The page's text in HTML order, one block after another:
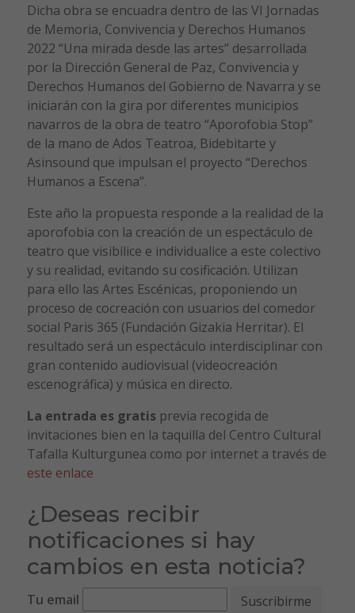
Dicha obra se encuadra dentro de las VI Jornadas
de Memoria, Convivencia y Derechos Humanos
2022 “Una mirada desde las artes” desarrollada
por la Dirección General de Paz, Convivencia y
Derechos Humanos del Gobierno de Navarra y se
iniciarán con la gira por diferentes municipios
navarros de la obra de teatro “Aporofobia Stop”
de la mano de Ados Teatroa, Bidebitarte y
Asinsound que impulsan el proyecto “Derechos
Humanos a Escena”.
Este año la propuesta responde a la realidad de la
aporofobia con la creación de un espectáculo de
teatro que visibilice e individualice a este colectivo
y su realidad, evitando su cosificación. Utilizan
para ello las Artes Escénicas, proponiendo un
proceso de cocreación con usuarios del comedor
social Paris 365 (Fundación Gizakia Herritar). El
resultado será un espectáculo interdisciplinar con
gran contenido audiovisual (videocreación
escenográfica) y música en directo.
La entrada es gratisprevia recogida de
invitaciones bien en la taquilla del Centro Cultural
Tafalla Kulturgunea como por internet a través de
este enlace
¿Deseas recibir
notificaciones si hay
cambios en esta noticia?
Tu email